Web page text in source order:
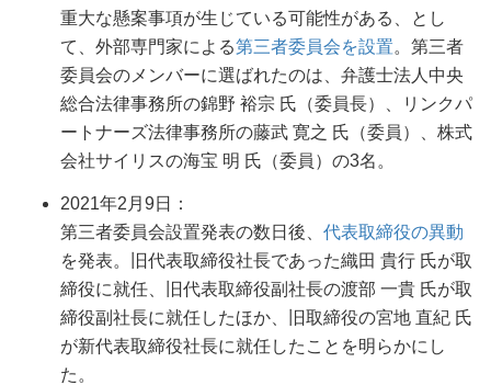
重大な懸案事項が生じている可能性がある、とし
て、外部専門家による第三者委員会を設置。第三者
委員会のメンバーに選ばれたのは、弁護士法人中央
総合法律事務所の錦野 裕宗 氏（委員長）、リンクパ
ートナーズ法律事務所の藤武 寛之 氏（委員）、株式
会社サイリスの海宝 明 氏（委員）の3名。
2021年2月9日：
第三者委員会設置発表の数日後、 代表取締役の異動
を発表。旧代表取締役社長であった織田 貴行 氏が取
締役に就任、旧代表取締役副社長の渡部 一貴 氏が取
締役副社長に就任したほか、旧取締役の宮地 直紀 氏
が新代表取締役社長に就任したことを明らかにし
た。